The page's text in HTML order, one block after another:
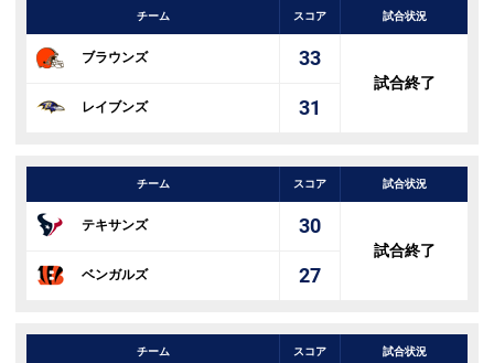
チーム スコア 試合状況
ブラウンズ 33
試合終了
レイブンズ 31
チーム スコア 試合状況
テキサンズ 30
試合終了
ベンガルズ 27
チーム スコア 試合状況